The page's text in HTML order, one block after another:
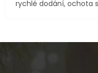
rychlé dodání, ochota